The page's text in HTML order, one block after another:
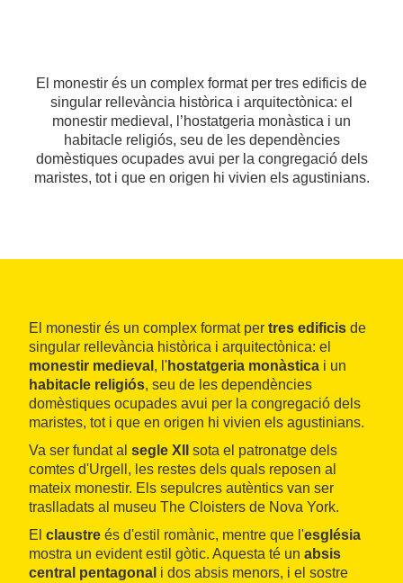
El monestir és un complex format per tres edificis de
singular rellevància històrica i arquitectònica: el
monestir medieval, l’hostatgeria monàstica i un
habitacle religiós, seu de les dependències
domèstiques ocupades avui per la congregació dels
maristes, tot i que en origen hi vivien els agustinians.
El monestir és un complex format per tres edificis de
singular rellevància històrica i arquitectònica: el
monestir medieval , l'hostatgeria monàstica i un
habitacle religiós, seu de les dependències
domèstiques ocupades avui per la congregació dels
maristes, tot i que en origen hi vivien els agustinians.
Va ser fundat al segle XII
sota el patronatge dels
comtes d'Urgell, les restes dels quals reposen al
mateix monestir. Els sepulcres autèntics van ser
traslladats al museu The Cloisters de Nova York.
El claustre és d'estil romànic, mentre que l'església
mostra un evident estil gòtic. Aquesta té un absis
central pentagonal i dos absis menors, i el sostre